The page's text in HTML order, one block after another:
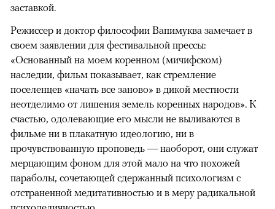
заставкой.
Режиссер и доктор философии Вапимуква замечает в
своем заявлении для фестивальной прессы:
«Основанный на моем коренном (мичифском)
наследии, фильм показывает, как стремление
поселенцев «начать все заново» в дикой местности
неотделимо от лишения земель коренных народов». К
счастью, одолевающие его мысли не выливаются в
фильме ни в плакатную идеологию, ни в
прочувствованную проповедь — наоборот, они служат
мерцающим фоном для этой мало на что похожей
параболы, сочетающей сдержанный психологизм с
отстраненной медитативностью и в меру радикальной